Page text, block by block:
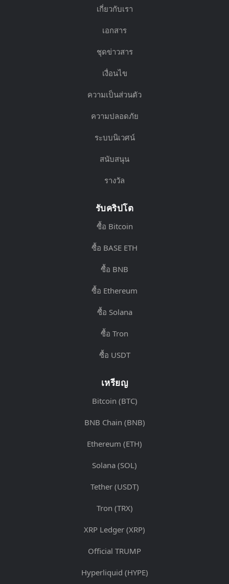
เกี่ยวกับเรา
เอกสาร
ชุดข่าวสาร
เงื่อนไข
ความเป็นส่วนตัว
ความปลอดภัย
ระบบนิเวศน์
สนับสนุน
รางวัล
รับคริปโต
ซื้อ Bitcoin
ซื้อ BASE ETH
ซื้อ BNB
ซื้อ Ethereum
ซื้อ Solana
ซื้อ Tron
ซื้อ USDT
เหรียญ
Bitcoin (BTC)
BNB Chain (BNB)
Ethereum (ETH)
Solana (SOL)
Tether (USDT)
Tron (TRX)
XRP Ledger (XRP)
Official TRUMP
Hyperliquid (HYPE)